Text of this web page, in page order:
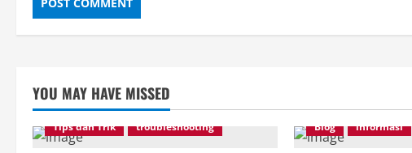
YOU MAY HAVE MISSED
Tips dan Trik troubleshooting Blog informasi